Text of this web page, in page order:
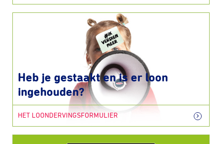
Heb je gestaakt en is er loon
ingehouden?
HET LOONDERVINGSFORMULIER